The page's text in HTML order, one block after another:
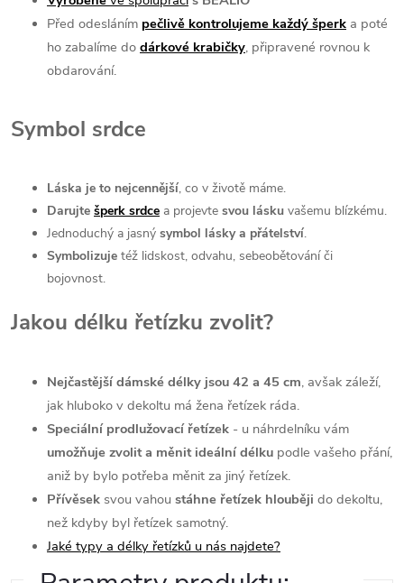
Před odesláním pečlivě kontrolujeme každý šperk a poté
ho zabalíme do dárkové krabičky, připravené rovnou k
obdarování.
Symbol srdce
Láska je to nejcennější, co v životě máme.
Darujte šperk srdce a projevte svou lásku vašemu blízkému.
⁠Jednoduchý a jasný symbol lásky a přátelství.
Symbolizuje též lidskost, odvahu, sebeobětování či
bojovnost.
Jakou délku řetízku zvolit?
Nejčastější dámské délky jsou 42 a 45 cm, avšak záleží,
jak hluboko v dekoltu má žena řetízek ráda.
Speciální prodlužovací řetízek - u náhrdelníku vám
umožňuje zvolit a měnit ideální délku podle vašeho přání,
aniž by bylo potřeba měnit za jiný řetízek.
Přívěsek svou vahou stáhne řetízek hlouběji do dekoltu,
než kdyby byl řetízek samotný.
Jaké typy a délky řetízků u nás najdete?